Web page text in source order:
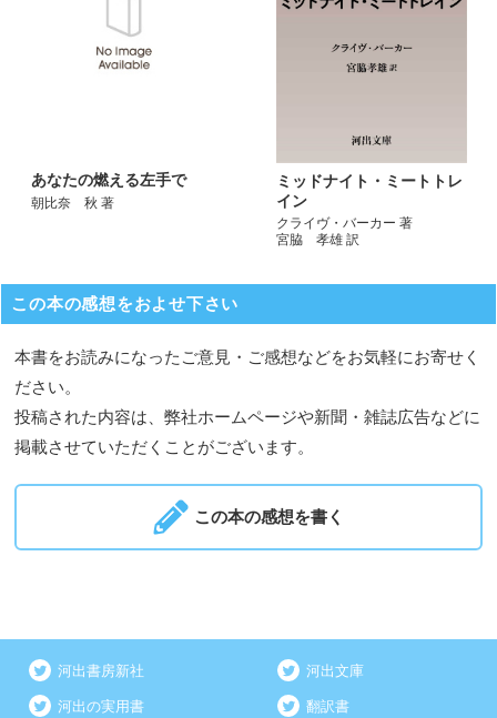
あなたの燃える左手で
朝比奈 秋 著
ミッドナイト・ミートトレ
イン
クライヴ・バーカー 著
宮脇 孝雄 訳
この本の感想をおよせ下さい
本書をお読みになったご意見・ご感想などをお気軽にお寄せく
ださい。
投稿された内容は、弊社ホームページや新聞・雑誌広告などに
掲載させていただくことがございます。
この本の感想を書く
河出書房新社 河出文庫
河出の実用書 翻訳書